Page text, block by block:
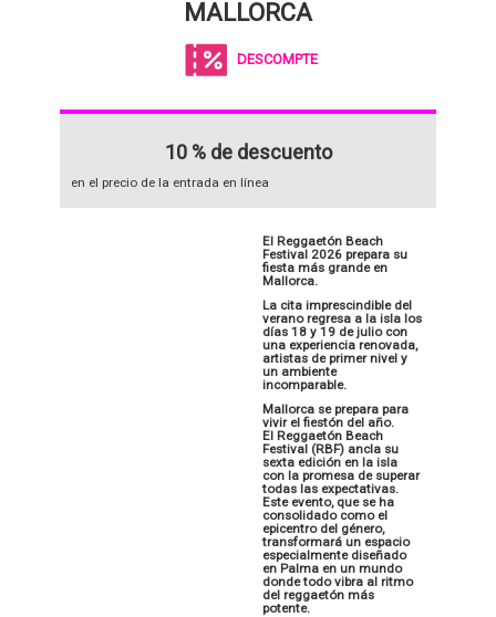
MALLORCA
DESCOMPTE
10 % de descuento
en el precio de la entrada en línea
El Reggaetón Beach
Festival 2026 prepara su
fiesta más grande en
Mallorca.
La cita imprescindible del
verano regresa a la isla los
días 18 y 19 de julio con
una experiencia renovada,
artistas de primer nivel y
un ambiente
incomparable.
Mallorca se prepara para
vivir el fiestón del año.
El Reggaetón Beach
Festival (RBF) ancla su
sexta edición en la isla
con la promesa de superar
todas las expectativas.
Este evento, que se ha
consolidado como el
epicentro del género,
transformará un espacio
especialmente diseñado
en Palma en un mundo
donde todo vibra al ritmo
del reggaetón más
potente.